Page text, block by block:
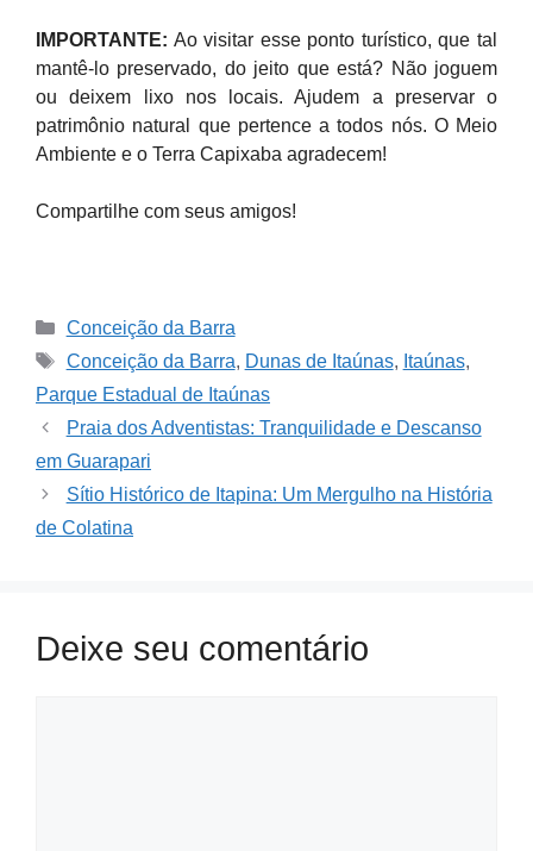
IMPORTANTE: Ao visitar esse ponto turístico, que tal
mantê-lo preservado, do jeito que está? Não joguem
ou deixem lixo nos locais. Ajudem a preservar o
patrimônio natural que pertence a todos nós. O Meio
Ambiente e o Terra Capixaba agradecem!
Compartilhe com seus amigos!
Categories
Conceição da Barra
Tags
Conceição da Barra, Dunas de Itaúnas, Itaúnas,
Parque Estadual de Itaúnas
Praia dos Adventistas: Tranquilidade e Descanso
em Guarapari
Sítio Histórico de Itapina: Um Mergulho na História
de Colatina
Deixe seu comentário